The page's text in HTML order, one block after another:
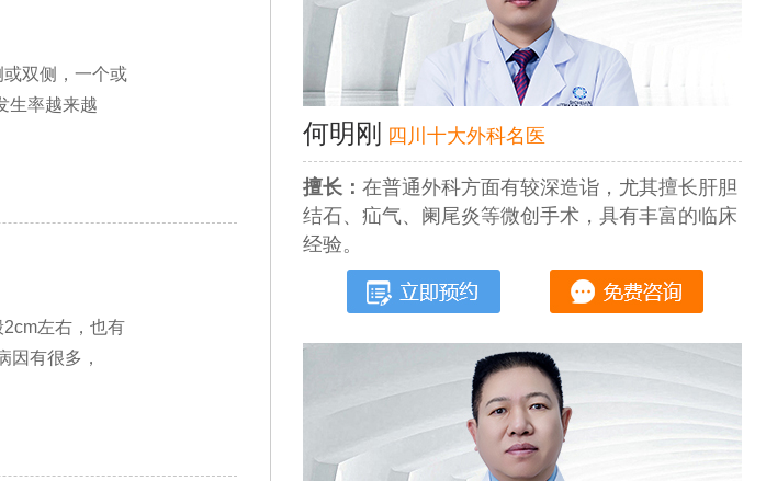
双侧，一个或
生率越来越
左右，也有
因有很多，
何明刚 四川十大外科名医
擅长： 在普通外科方面有较深造诣，尤其擅长肝胆
结石、疝气、阑尾炎等微创手术，具有丰富的临床
经验。